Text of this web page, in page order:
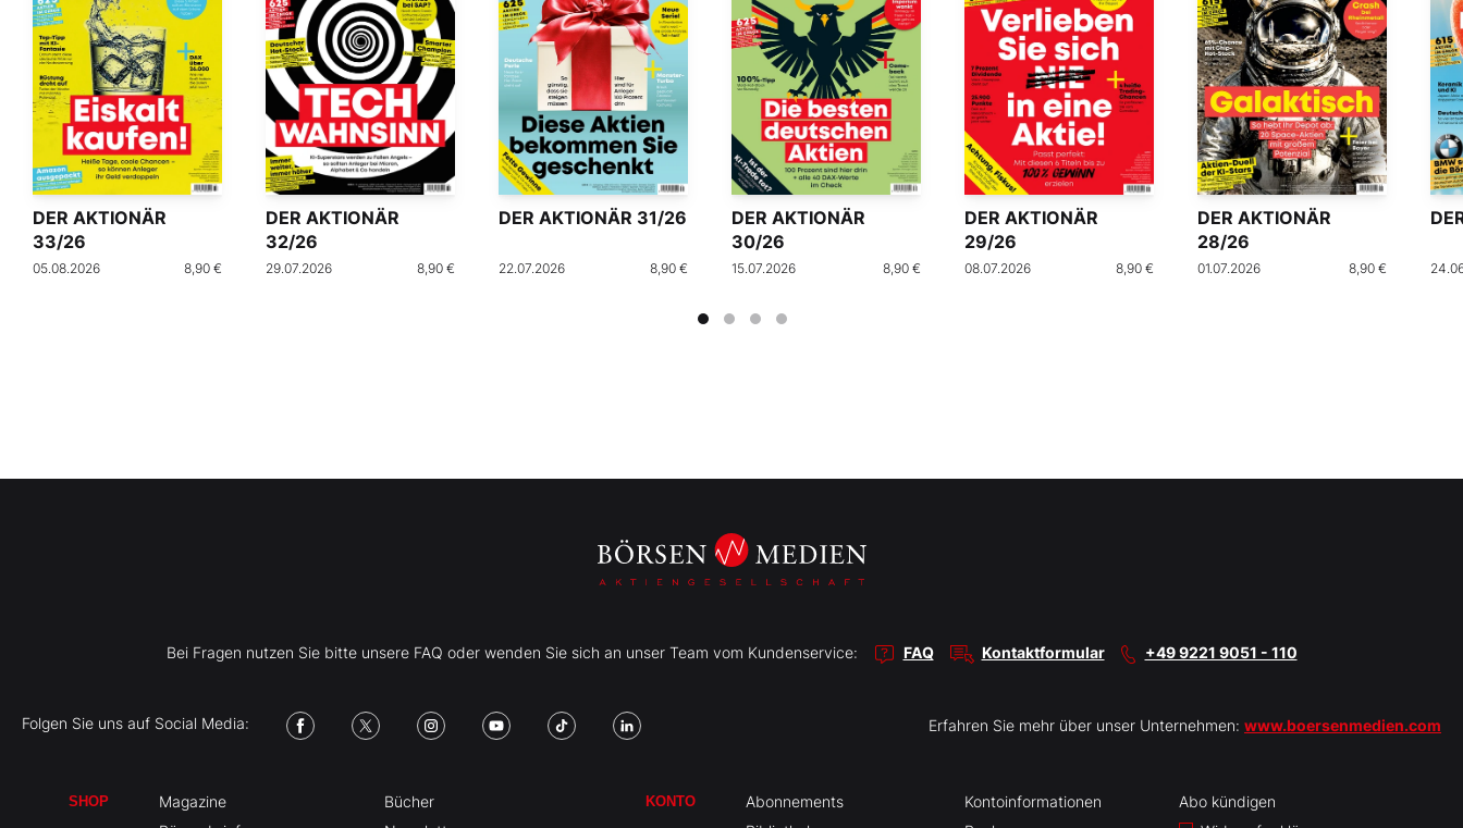
DER AKTIONÄR
33/26
05.08.2026 8,90 €
DER AKTIONÄR
32/26
29.07.2026 8,90 €
DER AKTIONÄR 31/26
22.07.2026 8,90 €
DER AKTIONÄR
30/26
15.07.2026 8,90 €
DER AKTIONÄR
29/26
08.07.2026 8,90 €
DER AKTIONÄR
28/26
01.07.2026 8,90 €
Bei Fragen nutzen Sie bitte unsere FAQ oder wenden Sie sich an unser Team vom Kundenservice: FAQ Kontaktformular +49 9221 9051 - 110
Folgen Sie uns auf Social Media: Erfahren Sie mehr über unser Unternehmen: www.boersenmedien.com
SHOP
Magazine
Bücher
KONTO
Abonnements
Kontoinformationen
Abo kündigen